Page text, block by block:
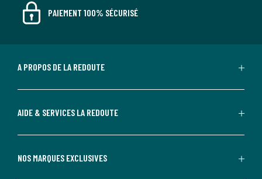
PAIEMENT 100% SÉCURISÉ
A PROPOS DE LA REDOUTE
AIDE & SERVICES LA REDOUTE
NOS MARQUES EXCLUSIVES